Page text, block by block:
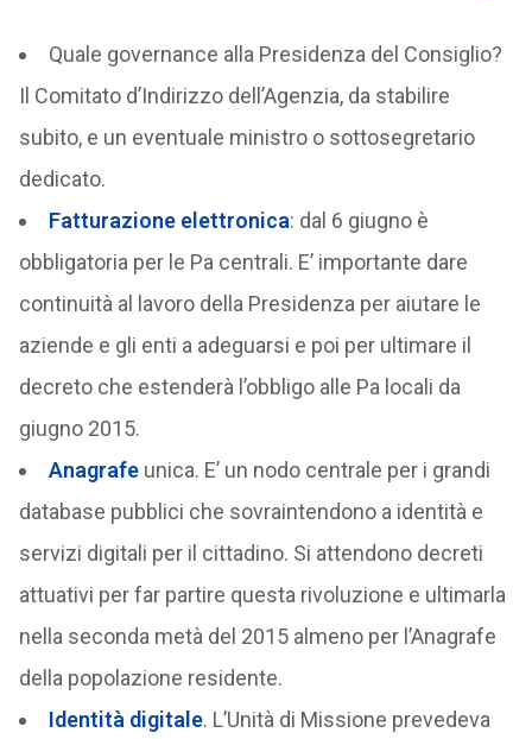
Quale governance alla Presidenza del Consiglio?
Il Comitato d’Indirizzo dell’Agenzia, da stabilire
subito, e un eventuale ministro o sottosegretario
dedicato.
Fatturazione elettronica: dal 6 giugno è
obbligatoria per le Pa centrali. E’ importante dare
continuità al lavoro della Presidenza per aiutare le
aziende e gli enti a adeguarsi e poi per ultimare il
decreto che estenderà l’obbligo alle Pa locali da
giugno 2015.
Anagrafeunica. E’ un nodo centrale per i grandi
database pubblici che sovraintendono a identità e
servizi digitali per il cittadino. Si attendono decreti
attuativi per far partire questa rivoluzione e ultimarla
nella seconda metà del 2015 almeno per l’Anagrafe
della popolazione residente.
Identità digitale. L’Unità di Missione prevedeva